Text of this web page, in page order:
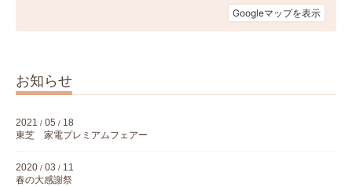
お知らせ
2021 / 05 / 18
東芝 家電プレミアムフェアー
2020 / 03 / 11
春の大感謝祭